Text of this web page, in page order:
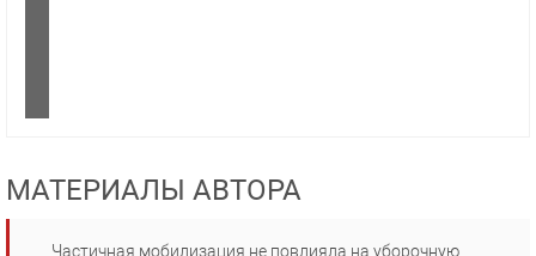
МАТЕРИАЛЫ АВТОРА
Частичная мобилизация не повлияла на уборочную